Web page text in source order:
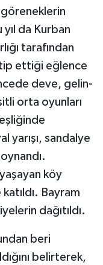
göreneklerin
yıl da Kurban
tarafından
ettiği eğlence
deve, gelin-
orta oyunları
yarışı, sandalye
köy
Bayram
dağıtıldı.
beri
belirterek,